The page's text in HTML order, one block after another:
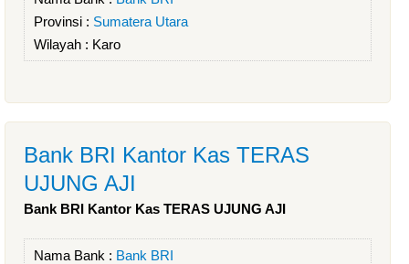
Provinsi : Sumatera Utara
Wilayah : Karo
Bank BRI Kantor Kas TERAS
UJUNG AJI
Bank BRI Kantor Kas TERAS UJUNG AJI
Nama Bank : Bank BRI